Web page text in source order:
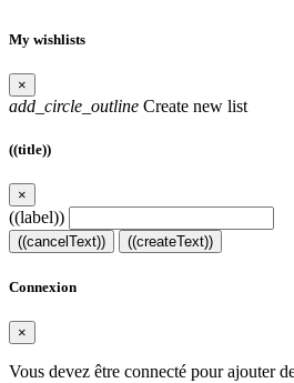
My wishlists
×
add_circle_outline Create new list
((title))
×
((label))
((cancelText)) ((createText))
Connexion
×
Vous devez être connecté pour ajouter